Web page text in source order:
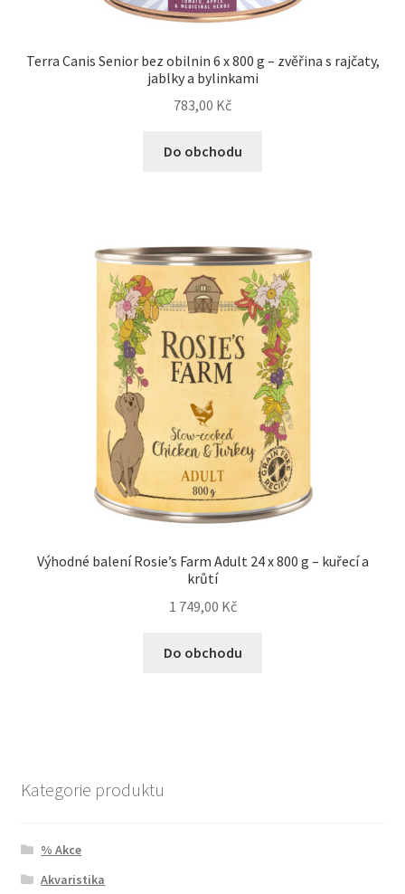
Terra Canis Senior bez obilnin 6 x 800 g – zvěřina s rajčaty,
jablky a bylinkami
783,00 Kč
Do obchodu
Výhodné balení Rosie’s Farm Adult 24 x 800 g – kuřecí a
krůtí
1 749,00 Kč
Do obchodu
Kategorie produktu
% Akce
Akvaristika